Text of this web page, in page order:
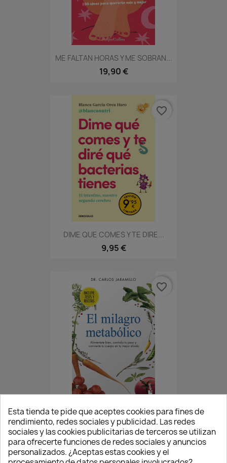
ME FALTAN HORAS Y ME SOBRAN...
19,90 €
DIME QUE COMES Y TE DIRE...
9,95 €
favorite_border
EL MILAGRO METABOLICO
10,95 €
favorite_border
Esta tienda te pide que aceptes cookies para fines de
rendimiento, redes sociales y publicidad. Las redes
sociales y las cookies publicitarias de terceros se utilizan
para ofrecerte funciones de redes sociales y anuncios
personalizados. ¿Aceptas estas cookies y el